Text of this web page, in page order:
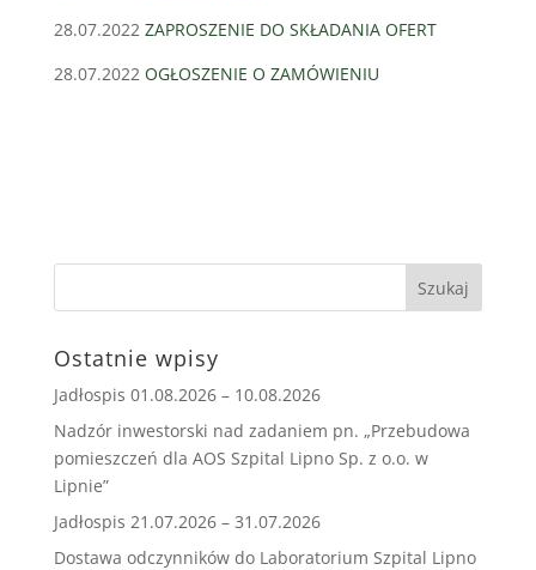
28.07.2022 ZAPROSZENIE DO SKŁADANIA OFERT
28.07.2022 OGŁOSZENIE O ZAMÓWIENIU
Ostatnie wpisy
Jadłospis 01.08.2026 – 10.08.2026
Nadzór inwestorski nad zadaniem pn. „Przebudowa
pomieszczeń dla AOS Szpital Lipno Sp. z o.o. w
Lipnie”
Jadłospis 21.07.2026 – 31.07.2026
Dostawa odczynników do Laboratorium Szpital Lipno